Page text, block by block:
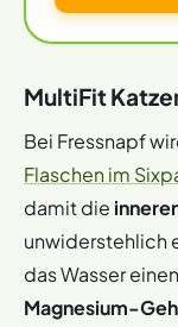
MultiFit
Bei Fressnapf
Flaschen im
damit die
unwiderstehlich
das Wasser
Magnesium-